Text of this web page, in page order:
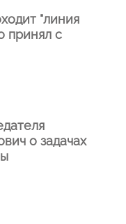
"линия
принял с
о задачах